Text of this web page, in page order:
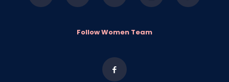
Follow Women Team